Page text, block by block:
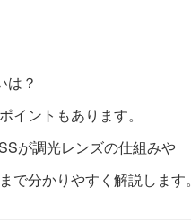
は？
イントもあります。
が調光レンズの仕組みや
で分かりやすく解説します。